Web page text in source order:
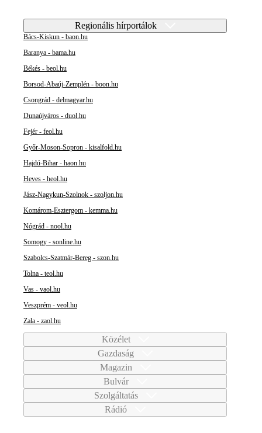
Regionális hírportálok
Bács-Kiskun - baon.hu
Baranya - bama.hu
Békés - beol.hu
Borsod-Abaúj-Zemplén - boon.hu
Csongrád - delmagyar.hu
Dunaújváros - duol.hu
Fejér - feol.hu
Győr-Moson-Sopron - kisalfold.hu
Hajdú-Bihar - haon.hu
Heves - heol.hu
Jász-Nagykun-Szolnok - szoljon.hu
Komárom-Esztergom - kemma.hu
Nógrád - nool.hu
Somogy - sonline.hu
Szabolcs-Szatmár-Bereg - szon.hu
Tolna - teol.hu
Vas - vaol.hu
Veszprém - veol.hu
Zala - zaol.hu
Közélet
Gazdaság
Magazin
Bulvár
Szolgáltatás
Rádió